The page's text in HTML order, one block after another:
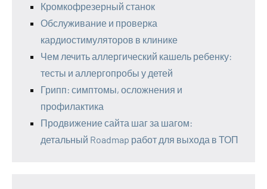
Кромкофрезерный станок
Обслуживание и проверка
кардиостимуляторов в клинике
Чем лечить аллергический кашель ребенку:
тесты и аллергопробы у детей
Грипп: симптомы, осложнения и
профилактика
Продвижение сайта шаг за шагом:
детальный Roadmap работ для выхода в ТОП